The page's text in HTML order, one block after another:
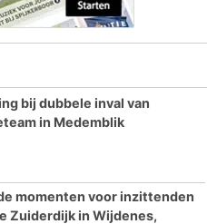
bij dubbele inval van
in Medemblik
momenten voor inzittenden
Zuiderdijk in Wijdenes,